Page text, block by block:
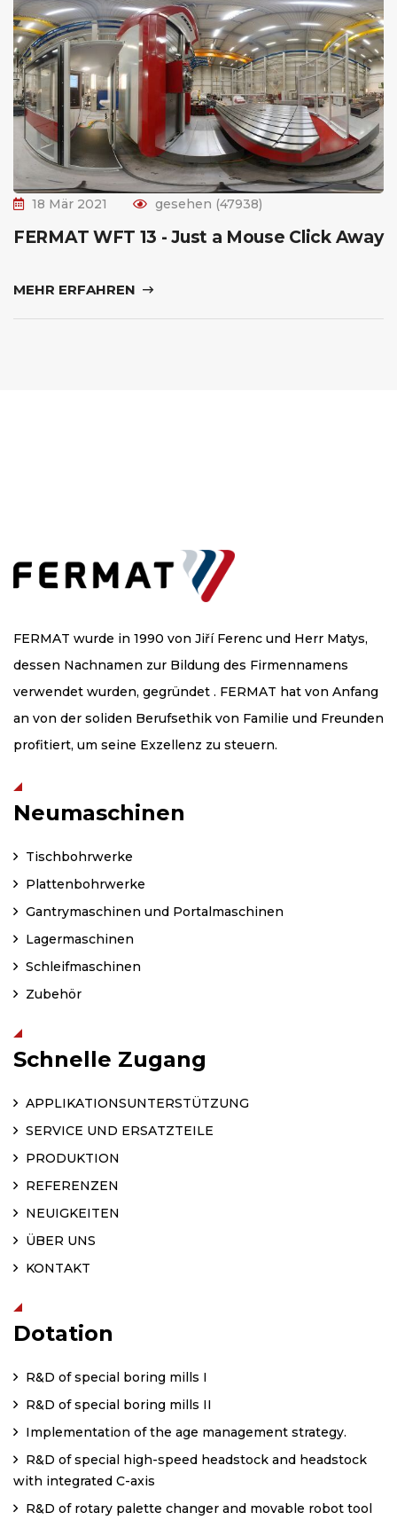
18 Mär 2021 gesehen (47938)
FERMAT WFT 13 - Just a Mouse Click Away
MEHR ERFAHREN
FERMAT wurde in 1990 von Jiří Ferenc und Herr Matys,
dessen Nachnamen zur Bildung des Firmennamens
verwendet wurden, gegründet . FERMAT hat von Anfang
an von der soliden Berufsethik von Familie und Freunden
profitiert, um seine Exzellenz zu steuern.
Neumaschinen
Tischbohrwerke
Plattenbohrwerke
Gantrymaschinen und Portalmaschinen
Lagermaschinen
Schleifmaschinen
Zubehör
Schnelle Zugang
APPLIKATIONSUNTERSTÜTZUNG
SERVICE UND ERSATZTEILE
PRODUKTION
REFERENZEN
NEUIGKEITEN
ÜBER UNS
KONTAKT
Dotation
R&D of special boring mills I
R&D of special boring mills II
Implementation of the age management strategy.
R&D of special high-speed headstock and headstock
with integrated C-axis
R&D of rotary palette changer and movable robot tool